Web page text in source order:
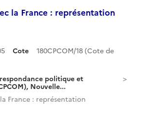
la France : représentation
Cote
180CPCOM/18 (Cote de
politique et
Nouvelle...
France : représentation